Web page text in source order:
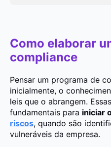
Como elaborar
compliance
Pensar um programa de
inicialmente, o
leis que o abrangem.
fundamentais para iniciar
riscos, quando são
vulneráveis da empresa.